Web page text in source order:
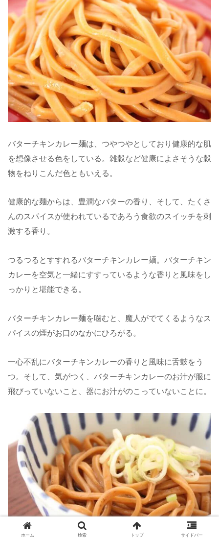
バターチキンカレー麺は、つやつやとしており健康的な肌
を想像させる色をしている。雑穀など健康によさそうな穀
物をねりこんだ色ともいえる。
健康的な麺からは、豊潤なバターの香り、そして、たくさ
んのスパイスが使われているであろう食欲のスイッチを刺
激する香り。
つるつるとすすれるバターチキンカレー麺。バターチキン
カレーを空気と一緒にすすっているような香りと風味をし
っかりと堪能できる。
バターチキンカレー麺を噛むと、魔人がでてくるようなス
パイスの煙がお口のなかにひろがる。
一心不乱にバターチキンカレーの香りと風味に舌鼓をう
つ。そして、気がつく、バターチキンカレーのお汁が服に
飛びっていないこと、器にお汁がのこっていないことに。
ホーム 検索 トップ サイドバー